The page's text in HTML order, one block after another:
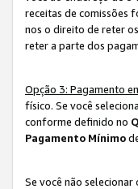
receitas de comissões
nos o direito de reter
reter a parte dos
Opção 3: Pagamento
físico. Se você
conforme definido no
Pagamento Mínimo
Se você não